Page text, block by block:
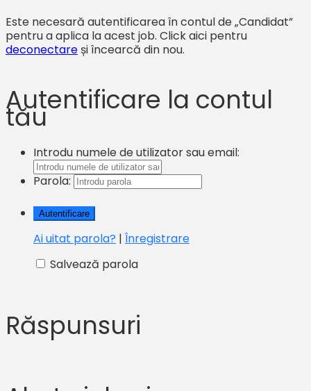
Este necesară autentificarea în contul de „Candidat”
pentru a aplica la acest job. Click aici pentru
deconectare și încearcă din nou.
Autentificare la contul
tău
Introdu numele de utilizator sau email:
Parola:
Ai uitat parola? | Înregistrare
Salvează parola
Răspunsuri